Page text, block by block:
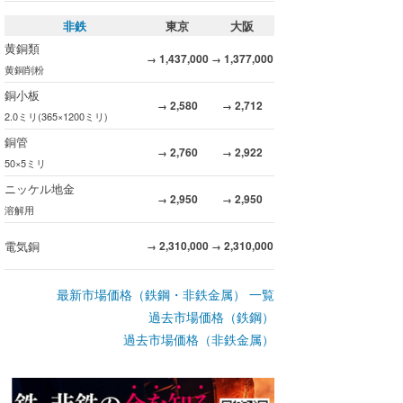
非鉄 東京
大阪
黄銅類
黄銅削粉
→ 1,437,000 → 1,377,000
銅小板
2.0ミリ(365×1200ミリ)
→ 2,580 → 2,712
銅管
50×5ミリ
→ 2,760 → 2,922
ニッケル地金
溶解用
→ 2,950 → 2,950
電気銅 → 2,310,000 → 2,310,000
最新市場価格（鉄鋼・非鉄金属） 一覧
過去市場価格（鉄鋼）
過去市場価格（非鉄金属）